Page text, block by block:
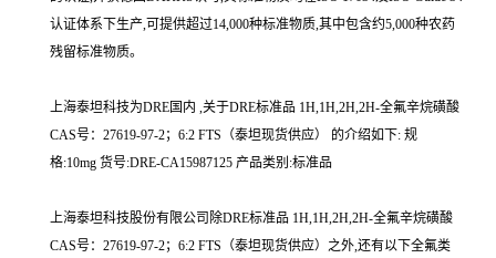
认证体系下生产,可提供超过14,000种标准物质,其中包含约5,000种农药
残留标准物质。
上海泰坦科技为DRE国内 ,关于DRE标准品 1H,1H,2H,2H-全氟辛烷磺酸
CAS号：27619-97-2；6:2 FTS（泰坦现货供应） 的介绍如下: 规
格:10mg 货号:DRE-CA15987125 产品类别:标准品
上海泰坦科技股份有限公司除DRE标准品 1H,1H,2H,2H-全氟辛烷磺酸
CAS号：27619-97-2；6:2 FTS（泰坦现货供应）之外,还有以下全氟类